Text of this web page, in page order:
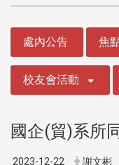
處內公告 焦
校友會活動
國企(貿)系所
2023-12-22 謝文彬